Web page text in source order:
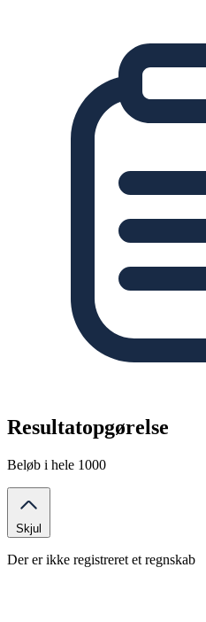
Resultatopgørelse
Beløb i hele 1000
Skjul
Der er ikke registreret et regnskab